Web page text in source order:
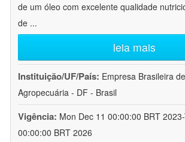
de um óleo com excelente qualidade
de ...
leia mais
Instituição/UF/País: Empresa Brasileira
Agropecuária - DF - Brasil
Vigência: Mon Dec 11 00:00:00 BRT
00:00:00 BRT 2026